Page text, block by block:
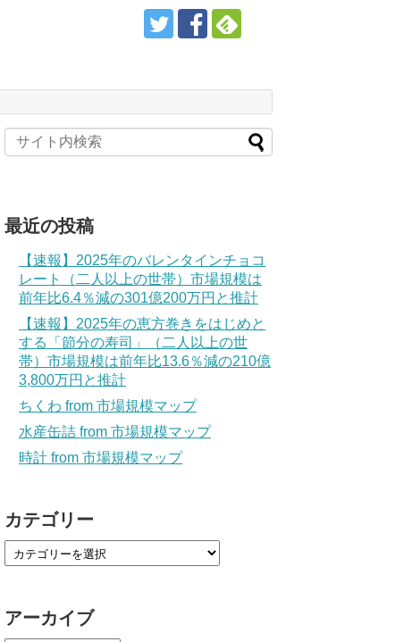
最近の投稿
【速報】2025年のバレンタインチョコ
レート（二人以上の世帯）市場規模は
前年比6.4％減の301億200万円と推計
【速報】2025年の恵方巻きをはじめと
する「節分の寿司」（二人以上の世
帯）市場規模は前年比13.6％減の210億
3,800万円と推計
ちくわ from 市場規模マップ
水産缶詰 from 市場規模マップ
時計 from 市場規模マップ
カテゴリー
アーカイブ